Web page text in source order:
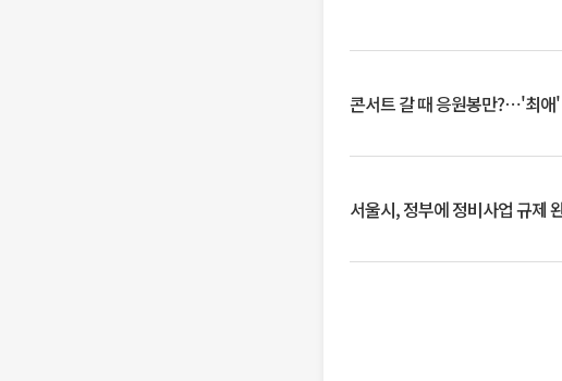
콘서트 갈 때 응원봉만?⋯'최애
서울시, 정부에 정비사업 규